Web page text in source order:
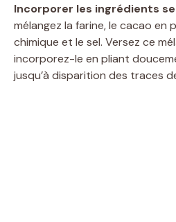
Incorporer les ingrédients
mélangez la farine, le cacao en
chimique et le sel. Versez ce
incorporez-le en pliant
jusqu’à disparition des traces